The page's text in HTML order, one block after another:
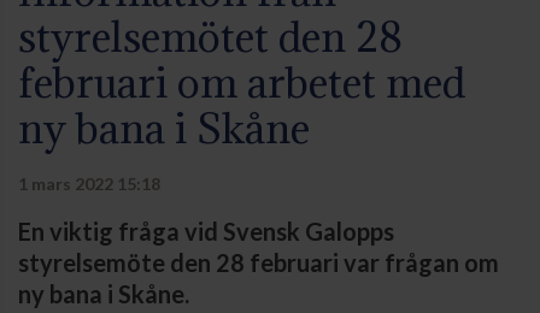
styrelsemötet den 28
februari om arbetet med
ny bana i Skåne
1 mars 2022 15:18
En viktig fråga vid Svensk Galopps
styrelsemöte den 28 februari var frågan om
ny bana i Skåne.